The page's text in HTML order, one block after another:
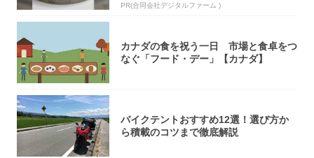
PR(合同会社デジタルファーム )
カナダの食を祝う一日 市場と食卓をつ
なぐ「フード・デー」【カナダ】
バイクテントおすすめ12選！選び方か
ら積載のコツまで徹底解説